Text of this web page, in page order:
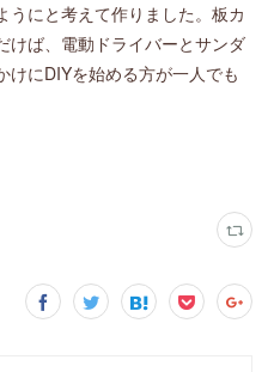
うにと考えて作りました。板カ
けば、電動ドライバーとサンダ
けにDIYを始める方が一人でも